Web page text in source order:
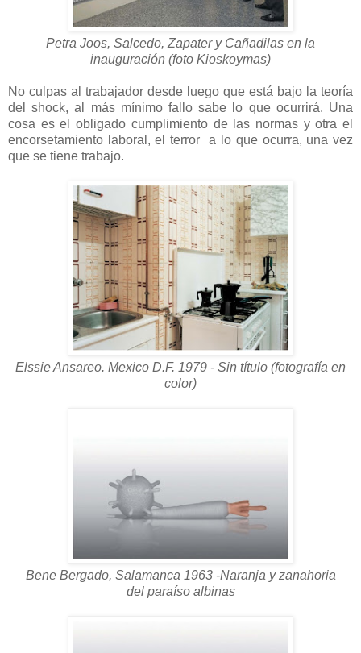
Petra Joos, Salcedo, Zapater y Cañadilas en la
inauguración (foto Kioskoymas)
No culpas al trabajador desde luego que está bajo la teoría
del shock, al más mínimo fallo sabe lo que ocurrirá. Una
cosa es el obligado cumplimiento de las normas y otra el
encorsetamiento laboral, el terror a lo que ocurra, una vez
que se tiene trabajo.
Elssie Ansareo. Mexico D.F. 1979 - Sin título (fotografía en
color)
Bene Bergado, Salamanca 1963 -Naranja y zanahoria
del paraíso albinas